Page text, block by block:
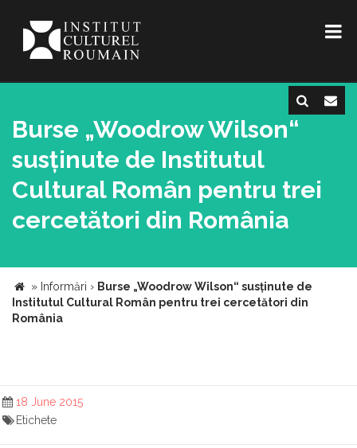
Burse „Woodrow Wilson“
susținute de Institutul
Cultural Român pentru trei
cercetători din România
» Informări › Burse „Woodrow Wilson“ susținute de
Institutul Cultural Român pentru trei cercetători din
România
18 June 2015
Etichete